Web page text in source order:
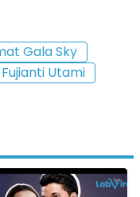
Gala Sky
Fujianti Utami